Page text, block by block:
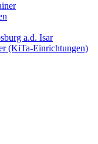
a.d. Isar
(KiTa-Einrichtungen)